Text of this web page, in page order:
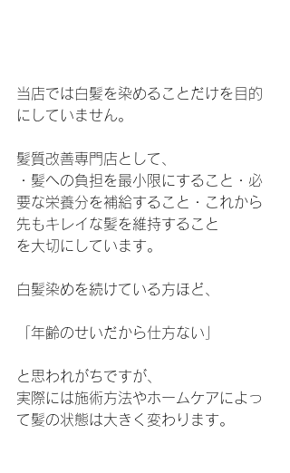
当店では白髪を染めることだけを目的
にしていません。
髪質改善専門店として、
・髪への負担を最小限にすること・必
要な栄養分を補給すること・これから
先もキレイな髪を維持すること
を大切にしています。
白髪染めを続けている方ほど、
「年齢のせいだから仕方ない」
と思われがちですが、
実際には施術方法やホームケアによっ
て髪の状態は大きく変わります。